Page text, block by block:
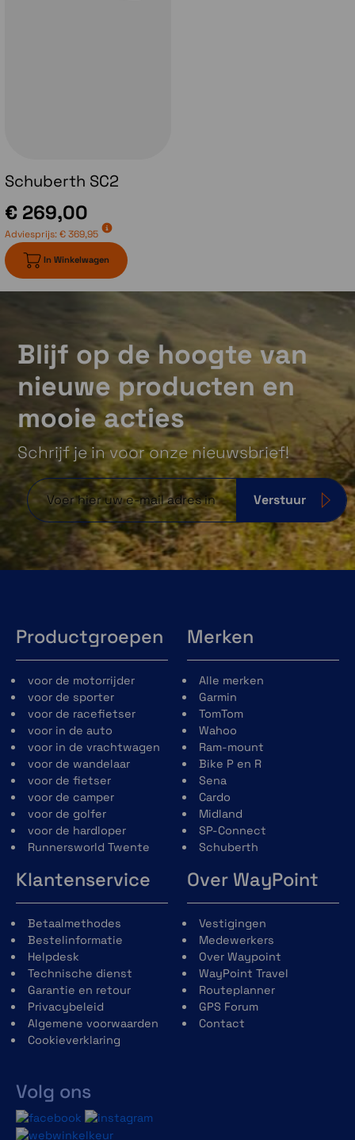
Aanpasbare binnenvoering
De binnenvoering van de Schuberth E2 zet
een nieuwe standaard voor comfort. De
standaard binnenvoering is zo ontwikkeld
dat deze aan alle gebruikers het maximale
comfort biedt. Maar er zijn natuurlijk altijd
uitzondering. Een compromis is voor
Schuberth niet goed. Dankzij Schuberth
Individual Program kan de binnenvoering van
je helm aangepast worden. Je kunt dikkere
kussens kiezen voor extra opvulling op
verschillende plekken (aanpassing is
mogelijk voor de maten M/L/XL)
Veiligheid eerst
Veiligheid is de basis voor ieder product die
Scuberth ontwikkeld. DeSchuberth
E2beschikt over deP/J dubbele
homologatie
nieuwe
is voor alle nieuwe helmen.
De helmschaal is van fiberglas, gemaakt met
Schuberth SC2
€ 269,00
Adviesprijs:€ 369,95
In Winkelwagen
Blijf op de hoogte van
nieuwe producten en
mooie acties
Schrijf je in voor onze nieuwsbrief!
Verstuur
Productgroepen
voor de motorrijder
voor de sporter
voor de racefietser
voor in de auto
voor in de vrachtwagen
voor de wandelaar
voor de fietser
voor de camper
voor de golfer
voor de hardloper
Runnersworld Twente
Merken
Alle merken
Garmin
TomTom
Wahoo
Ram-mount
Bike P en R
Sena
Cardo
Midland
SP-Connect
Schuberth
Klantenservice
Betaalmethodes
Bestelinformatie
Helpdesk
Technische dienst
Garantie en retour
Privacybeleid
Algemene voorwaarden
Cookieverklaring
Volg ons
Over WayPoint
Vestigingen
Medewerkers
Over Waypoint
WayPoint Travel
Routeplanner
GPS Forum
Contact